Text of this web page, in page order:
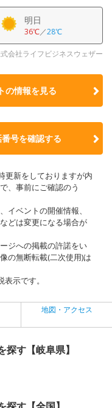
明日
36℃／28℃
会社ライフビジネスウェザー
の情報を見る
号を確認する
更新をしておりますが内
、事前にご確認のう
イベントの開催情報、
どは変更になる場合が
ジへの掲載の許諾をい
の無断転載(二次使用)は
示です。
地図・アクセス
す【岐阜県】